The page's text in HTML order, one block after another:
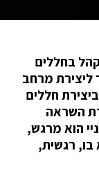
בחללים
ליצירת מרחב
חללים
השראה
הוא מרגש,
רגשית,